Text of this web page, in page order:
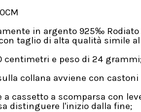
in argento 925‰
taglio di alta qualità simile
centimetri e peso di 24 grammi;
sulla collana avviene con
a cassetto a scomparsa con
distinguere l'inizio dalla fine;